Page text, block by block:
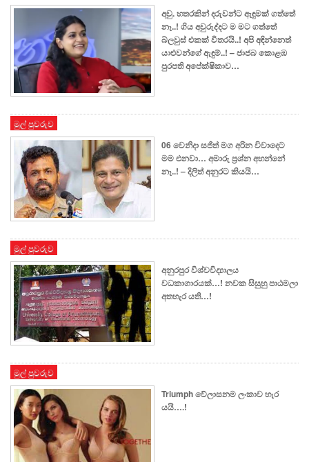
අවු. හතරකින් දරුවන්ට ඇඳුමක් ගත්තේ
නෑ..! ගිය අවුරුද්දට ම මට ගත්තේ
බ්ලවුස් එකක් විතරයි..! අපි අඳින්නෙත්
යාළුවන්ගේ ඇඳුම්..! – ජාජබ කොළඹ
පුරපති අපේක්ෂිකාව…
මුල් පුවරුව
06 වෙනිදා සජිත් මග අරින විවාදෙට
මම එනවා… අමාරු ප්‍රශ්න අහන්නේ
නෑ..! – දිලිත් අනුරට කියයි…
මුල් පුවරුව
අනුරපුර විශ්වවිද්‍යාලය
වධකාගාරයක්…! නවක සිසුහු පාඨමලා
අතහැර යති…!
මුල් පුවරුව
Triumph වේලාසනම ලංකාව හැර
යයි….!